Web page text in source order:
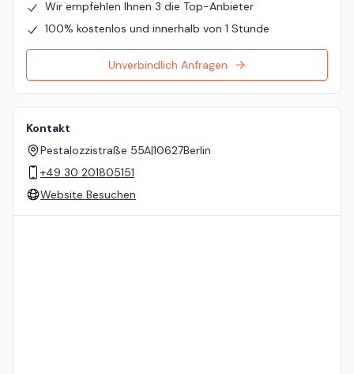
Wir empfehlen Ihnen 3 die Top-Anbieter
100% kostenlos und innerhalb von 1 Stunde
Unverbindlich Anfragen
Kontakt
Pestalozzistraße 55A|10627Berlin
+49 30 201805151
Website Besuchen